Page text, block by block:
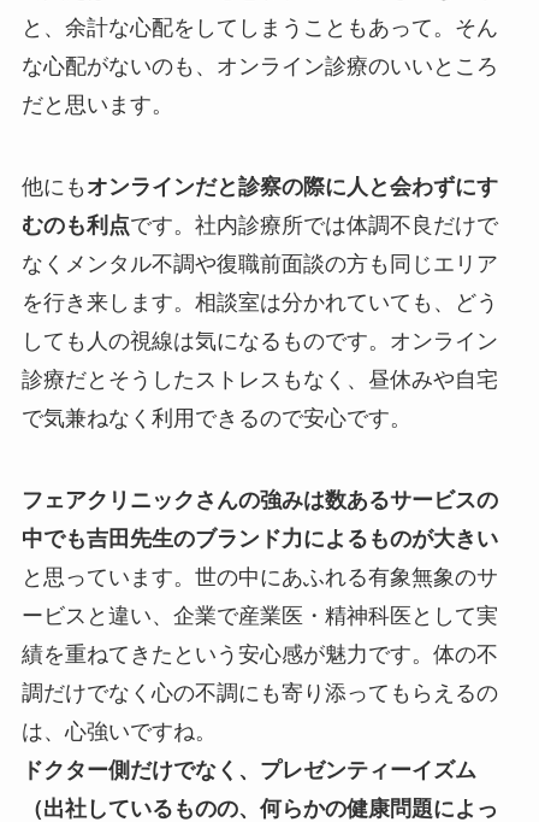
と、余計な心配をしてしまうこともあって。そん
な心配がないのも、オンライン診療のいいところ
だと思います。
他にも オンラインだと診察の際に人と会わずにす
むのも利点です。社内診療所では体調不良だけで
なくメンタル不調や復職前面談の方も同じエリア
を行き来します。相談室は分かれていても、どう
しても人の視線は気になるものです。オンライン
診療だとそうしたストレスもなく、昼休みや自宅
で気兼ねなく利用できるので安心です。
フェアクリニックさんの強みは数あるサービスの
中でも吉田先生のブランド力によるものが大きい
と思っています。世の中にあふれる有象無象のサ
ービスと違い、企業で産業医・精神科医として実
績を重ねてきたという安心感が魅力です。体の不
調だけでなく心の不調にも寄り添ってもらえるの
は、心強いですね。
ドクター側だけでなく、プレゼンティーイズム
（出社しているものの、何らかの健康問題によっ